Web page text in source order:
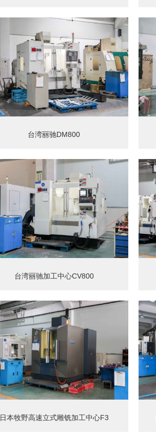
台湾丽驰DM800
台湾丽驰加工中心CV800
日本牧野高速立式雕铣加工中心F3